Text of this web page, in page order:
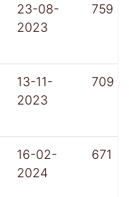
23-08-
2023
759
13-11-
2023
709
16-02-
2024
671